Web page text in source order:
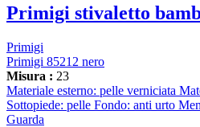
Primigi stivaletto
Primigi
Primigi 85212 nero
Misura : 23
Materiale esterno: pelle verniciata
Sottopiede: pelle Fondo: anti urto
Guarda